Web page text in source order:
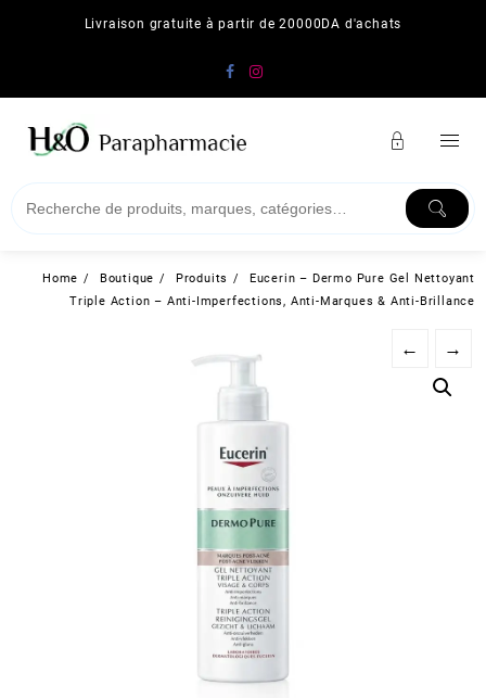
Livraison gratuite à partir de 20000DA d'achats
Home Boutique Produits
Eucerin – Dermo Pure Gel Nettoyant
Triple Action – Anti-Imperfections, Anti-Marques & Anti-Brillance
← →